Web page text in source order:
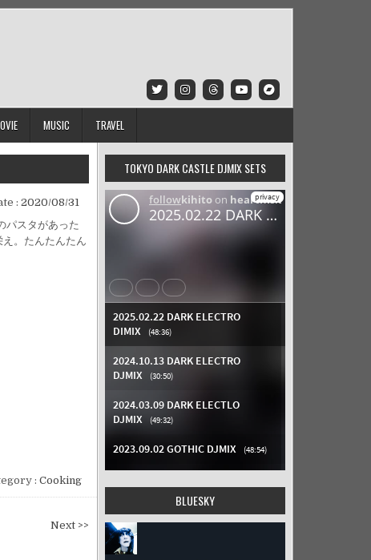
MUSIC TRAVEL
: 2020/08/31
パスタがあった
。たんたんたん
: Cooking
Next >>
TOKYO DARK CASTLE DJMIX SETS
BLUESKY